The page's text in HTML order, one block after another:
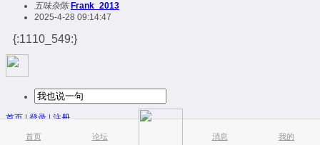
首页 论坛 消息 我的
五味杂陈 Frank_2013
2025-4-28 09:14:47
{:1110_549:}
首页|登录|注册